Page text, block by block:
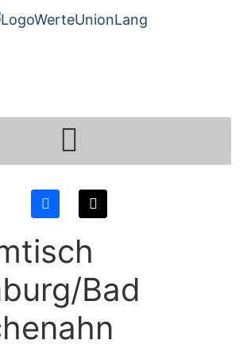
Bad